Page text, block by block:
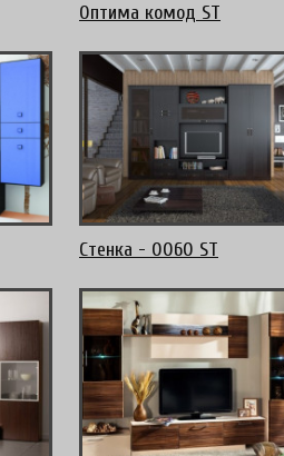
Оптима комод ST
Стенка - 0060 ST